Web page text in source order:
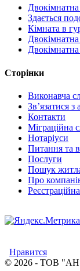
Здається
Кімната в
Сторінки
Виконавча
Зв’язатися з
Контакти
Міграційна
Нотаріуси
Питання та
Послуги
Пошук
Про
Нравится
© 2026 - ТОВ